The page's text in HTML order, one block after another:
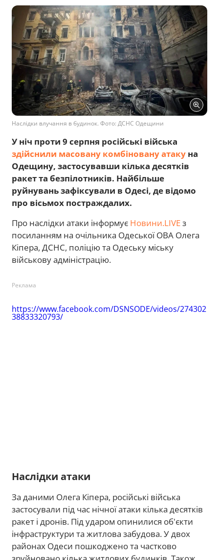
Наслідки влучання в будинок. Фото: ДСНС Одещини
У ніч проти 9 серпня російські війська
здійснили масовану комбіновану атаку на
Одещину, застосувавши кілька десятків
ракет та безпілотників. Найбільше
руйнувань зафіксували в Одесі, де відомо
про вісьмох постраждалих.
Про наслідки атаки інформує Новини.LIVEз
посиланням на очільника Одеської ОВА Олега
Кіпера, ДСНС, поліцію та Одеську міську
військову адміністрацію.
Реклама
https://www.facebook.com/DSNSODE/videos/274302
38833320793/
Наслідки атаки
За даними Олега Кіпера, російські війська
застосували під час нічної атаки кілька десятків
ракет і дронів. Під ударом опинилися об'єкти
інфраструктури та житлова забудова. У двох
районах Одеси пошкоджено та частково